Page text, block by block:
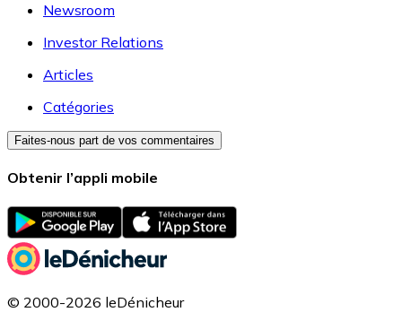
Newsroom
Investor Relations
Articles
Catégories
Faites-nous part de vos commentaires
Obtenir l’appli mobile
© 2000-2026 leDénicheur